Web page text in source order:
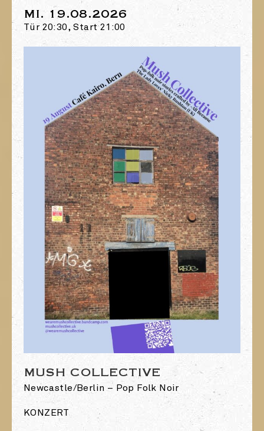
MI. 19.08.2026
Tür 20:30, Start 21:00
MUSH COLLECTIVE
Newcastle/Berlin – Pop Folk Noir
KONZERT